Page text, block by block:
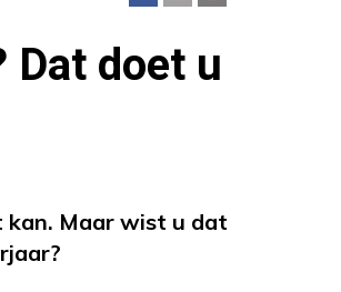
Dat doet u
kan. Maar wist u dat